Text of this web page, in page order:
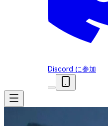
Discord に参加